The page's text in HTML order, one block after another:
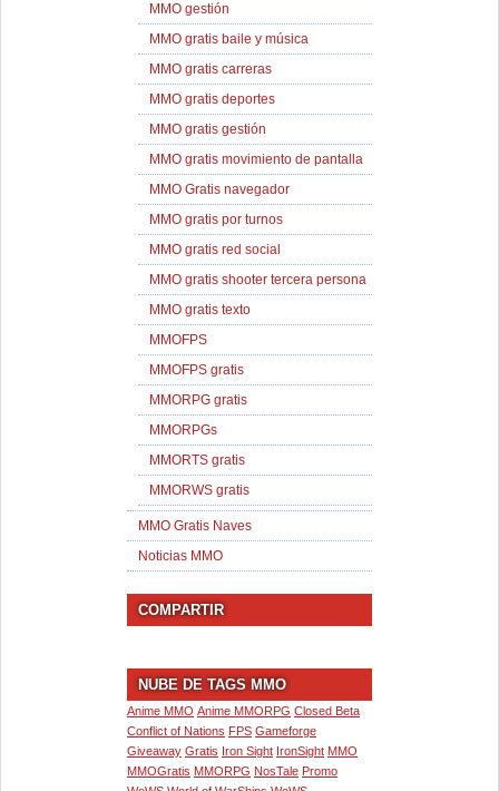
MMO gestión
MMO gratis baile y música
MMO gratis carreras
MMO gratis deportes
MMO gratis gestión
MMO gratis movimiento de pantalla
MMO Gratis navegador
MMO gratis por turnos
MMO gratis red social
MMO gratis shooter tercera persona
MMO gratis texto
MMOFPS
MMOFPS gratis
MMORPG gratis
MMORPGs
MMORTS gratis
MMORWS gratis
MMO Gratis Naves
Noticias MMO
COMPARTIR
NUBE DE TAGS MMO
Anime MMO Anime MMORPG Closed Beta
Conflict of Nations FPS Gameforge
Giveaway Gratis Iron Sight IronSight MMO
MMOGratis MMORPG NosTale Promo